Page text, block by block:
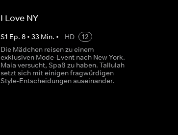
I Love NY
S1 Ep. 8• 33 Min. • HD
12
Die Mädchen reisen zu einem
exklusiven Mode-Event nach New York.
Maia versucht, Spaß zu haben. Tallulah
setzt sich mit einigen fragwürdigen
Style-Entscheidungen auseinander.